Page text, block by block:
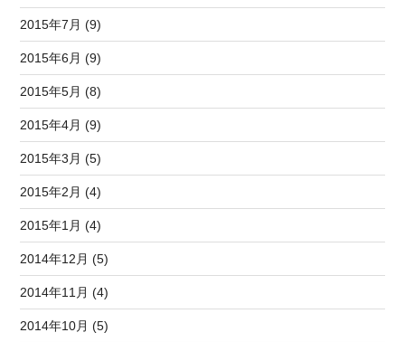
2015年7月 (9)
2015年6月 (9)
2015年5月 (8)
2015年4月 (9)
2015年3月 (5)
2015年2月 (4)
2015年1月 (4)
2014年12月 (5)
2014年11月 (4)
2014年10月 (5)